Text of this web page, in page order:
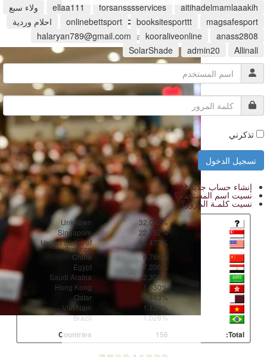
العلاقات العامة
والاستشارات الإعلامية
www.hawkamaq.com
aitihadelmamlaaakih
forsansssservices
ellaa111
ولاء سبع
magsafesport
booksitesporttt
onlinebettsport
احلام وردية
anass2808
kooraliveonline
halaryan789@gmail.com
Allinall
admin20
SolarShade
تذكرني
إنشاء حساب جديد
نسيت اسم المستخدم؟
نسيت كلمـة المرور؟
32.042%
Unknown
22.152%
Singapore
11.473%
United States of
America
8.766%
China
7.206%
Egypt
2.305%
Saudi Arabia
1.530%
Hong Kong
1.443%
Qatar
1.129%
Viet Nam
1.028%
Brazil
Total:
156
Countries